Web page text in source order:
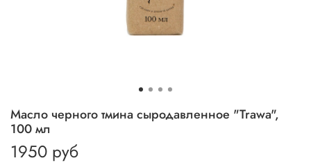
Масло черного тмина сыродавленное "Trawa",
100 мл
1950 руб